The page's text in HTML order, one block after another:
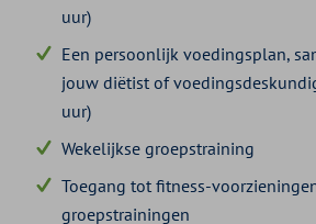
uur)
Een persoonlijk voedingsplan,
jouw diëtist of
uur)
Wekelijkse groepstraining
Toegang tot fitness-
groepstrainingen